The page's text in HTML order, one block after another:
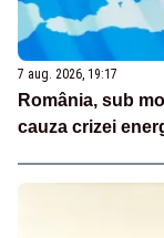
7 aug. 2026, 19:17
România, sub
cauza crizei